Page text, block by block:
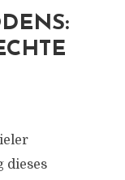
dieses